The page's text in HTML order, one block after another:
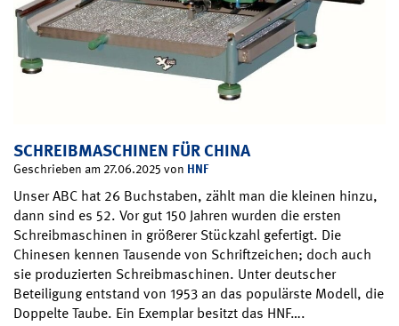
SCHREIBMASCHINEN FÜR CHINA
Geschrieben am 27.06.2025 von HNF
Unser ABC hat 26 Buchstaben, zählt man die kleinen hinzu,
dann sind es 52. Vor gut 150 Jahren wurden die ersten
Schreibmaschinen in größerer Stückzahl gefertigt. Die
Chinesen kennen Tausende von Schriftzeichen; doch auch
sie produzierten Schreibmaschinen. Unter deutscher
Beteiligung entstand von 1953 an das populärste Modell, die
Doppelte Taube. Ein Exemplar besitzt das HNF….